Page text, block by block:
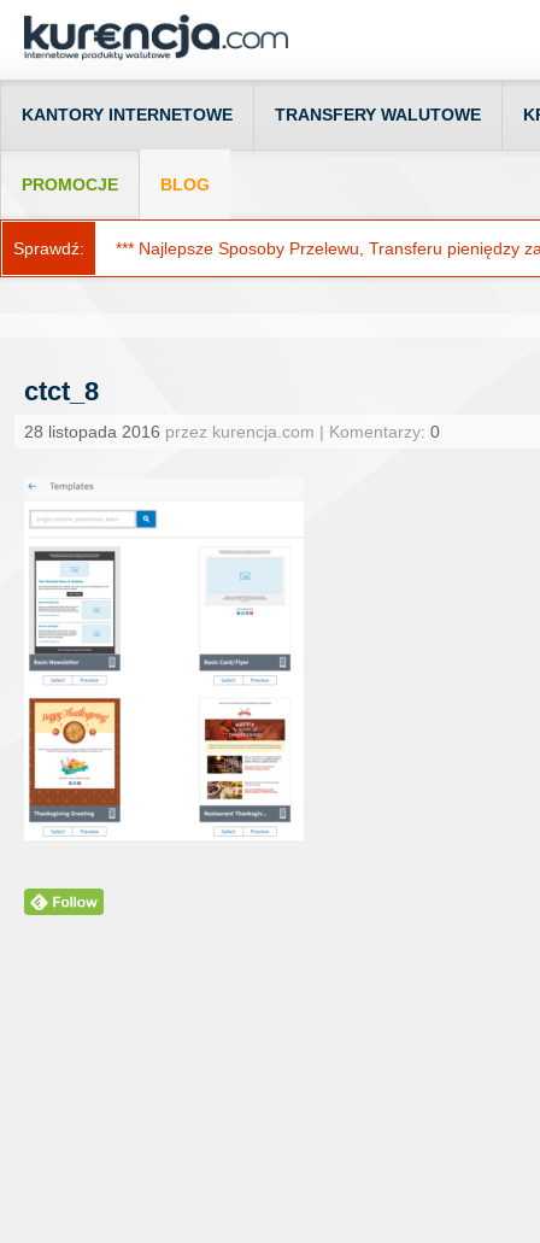
KANTORY INTERNETOWE TRANSFERY WALUTOWE
PROMOCJE BLOG
Sprawdź: *** Najlepsze Sposoby Przelewu, Transferu pieniędzy
ctct_8
28 listopada 2016 przez kurencja.com | Komentarzy: 0